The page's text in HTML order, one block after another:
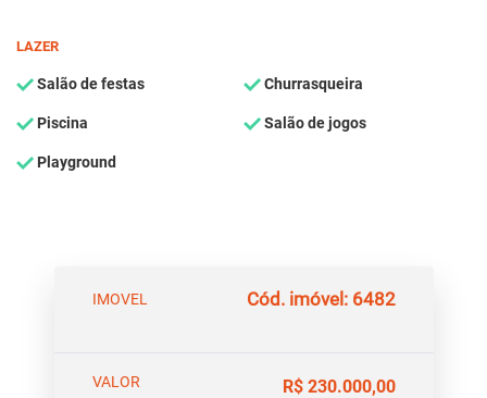
LAZER
Salão de festas Churrasqueira
Piscina Salão de jogos
Playground
IMOVEL Cód. imóvel: 6482
VALOR R$ 230.000,00